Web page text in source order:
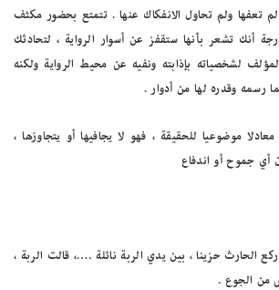
تعفها ولم تحاول الانفكاك عنها . تتمتع بحضور مكثف
أنك تشعر بأنها ستقفز عن أسوار الرواية ، لتحادثك
لشخصياته بإذابته ونفيه عن محيط الرواية ولكنه
رسمه وقدره لها من أدوار .
موضوعيا للحقيقة ، فهو لا يجافيها أو يتجاوزها ،
أي جموح أو اندفاع
الحارث حزينا ، بين يدي الربة نائلة ….، قالت الربة ،
من الجوع .